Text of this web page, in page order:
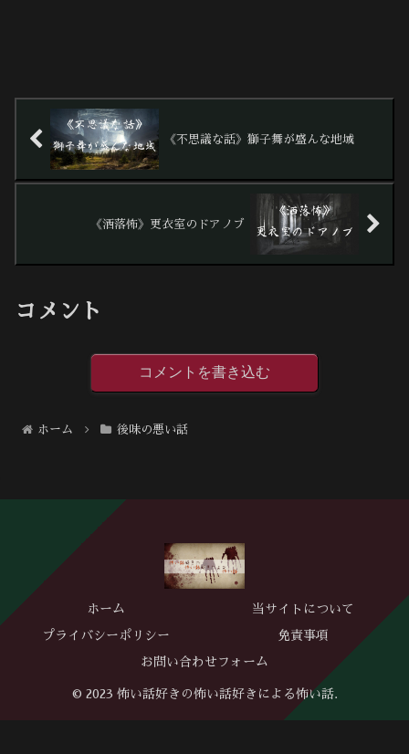
《不思議な話》獅子舞が盛んな地域
《洒落怖》更衣室のドアノブ
コメント
コメントを書き込む
ホーム 後味の悪い話
ホーム 当サイトについて
プライバシーポリシー 免責事項
お問い合わせフォーム
© 2023 怖い話好きの怖い話好きによる怖い話.